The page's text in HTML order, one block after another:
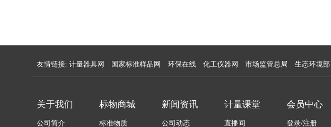
友情链接: 计量器具网 国家标准样品网 环保在线 化工仪器网 市场监管总局 生态环境部
关于我们
公司简介
标物商城
标准物质
新闻资讯
公司动态
计量课堂
直播间
会员中心
登录/注册